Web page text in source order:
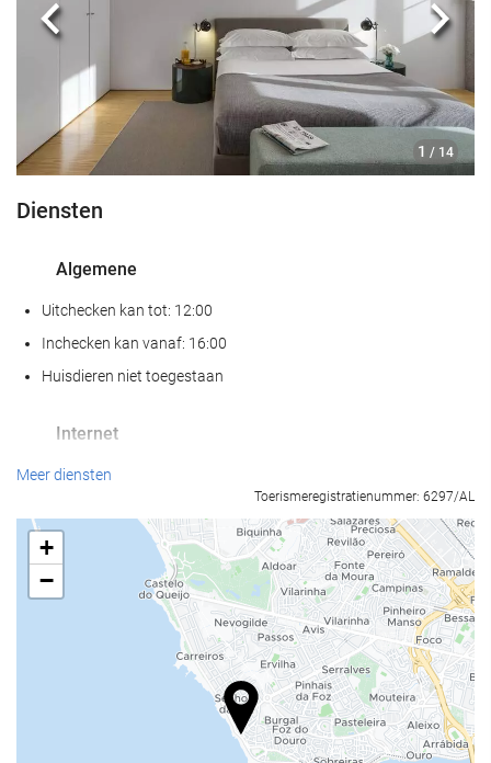
1 / 14
Vorige
Diensten
Algemene
Uitchecken kan tot: 12:00
Inchecken kan vanaf: 16:00
Huisdieren niet toegestaan
Internet
Gratis wifi
Meer diensten
Toerismeregistratienummer: 6297/AL
+
−